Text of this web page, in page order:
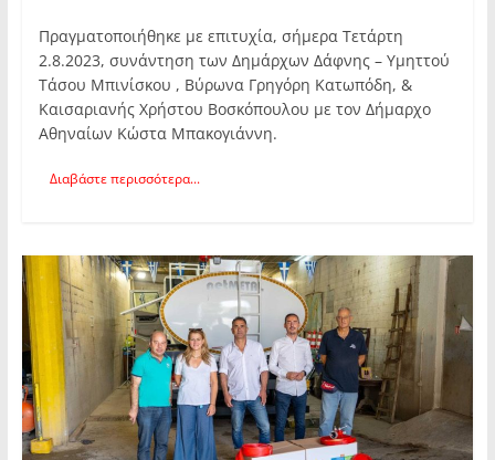
Πραγματοποιήθηκε με επιτυχία, σήμερα Τετάρτη
2.8.2023, συνάντηση των Δημάρχων Δάφνης – Υμηττού
Τάσου Μπινίσκου , Βύρωνα Γρηγόρη Κατωπόδη, &
Καισαριανής Χρήστου Βοσκόπουλου με τον Δήμαρχο
Αθηναίων Κώστα Μπακογιάννη.
Διαβάστε περισσότερα...